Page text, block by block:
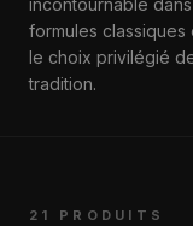
incontournable
formules
le choix privilégié
tradition.
21 PRODUITS